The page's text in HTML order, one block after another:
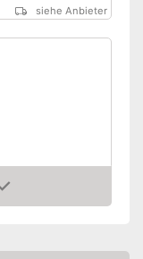
siehe Anbieter
-